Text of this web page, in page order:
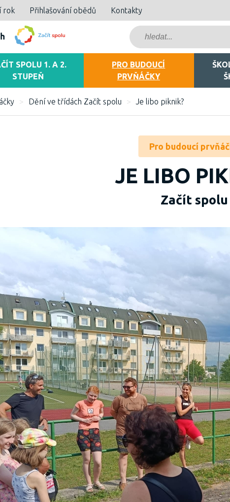
rok Přihlašování obědů Kontakty
SPOLU 1. A 2.
STUPEŇ
PRO BUDOUCÍ
PRVŇÁČKY
> Dění ve třídách Začít spolu > Je libo piknik?
Pro budoucí
JE LIBO
Začít spolu